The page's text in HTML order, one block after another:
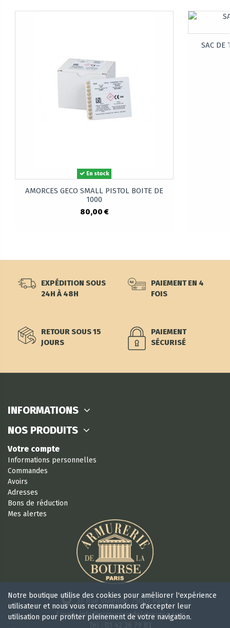
En stock
AMORCES GECO SMALL PISTOL BOITE DE
1000
80,00 €
SAC
EXPÉDITION SOUS
24H À 48H
PAIEMENT EN 4
FOIS
RETOUR SOUS 15
JOURS
PAIEMENT
SÉCURISÉ
INFORMATIONS
NOS PRODUITS
Votre compte
Informations personnelles
Commandes
Avoirs
Adresses
Bons de réduction
Mes alertes
37 Rue Vivienne, 75002 Paris
Email : info@armureriedelabourse.com
Notre boutique utilise des cookies pour améliorer l'expérience
utilisateur et nous vous recommandons d'accepter leur
utilisation pour profiter pleinement de votre navigation.